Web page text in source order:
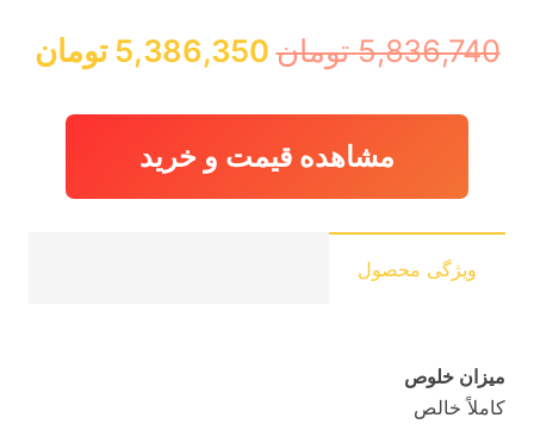
5,836,740 تومان قیمت
اصلی:
5,836,740 تومان
5,386,350 تومان
مشاهده قیمت و خرید
ویژگی محصول
میزان خلوص
کاملاً خالص